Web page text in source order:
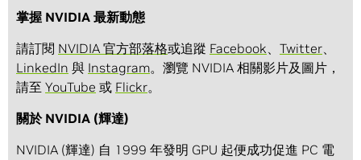
掌握 NVIDIA 最新動態
請訂閱 NVIDIA 官方部落格或追蹤 Facebook、 Twitter、
LinkedIn 與 Instagram。瀏覽 NVIDIA 相關影片及圖片，
請至 YouTube 或 Flickr。
關於 NVIDIA (輝達)
NVIDIA (輝達) 自 1999 年發明 GPU 起便成功促進 PC 電